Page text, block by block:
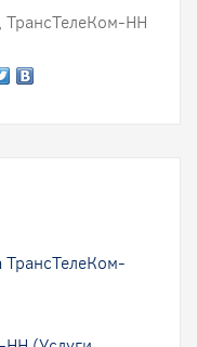
НН
ТрансТелеКом-